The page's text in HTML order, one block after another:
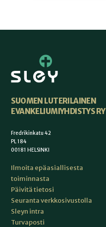
SUOMEN LUTERILAINEN
EVANKELIUMIYHDISTYS RY
Fredrikinkatu 42
PL 184
00181 HELSINKI
Ilmoita epäasiallisesta
toiminnasta
Päivitä tietosi
Seuranta verkkosivustolla
Sleyn intra
Turvaposti